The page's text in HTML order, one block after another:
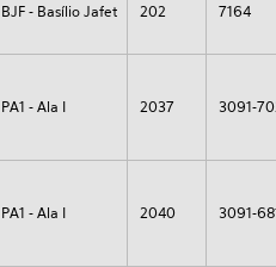
BJF - Basílio Jafet 202 7164
PA1 - Ala I 2037 3091-
PA1 - Ala I 2040 3091-